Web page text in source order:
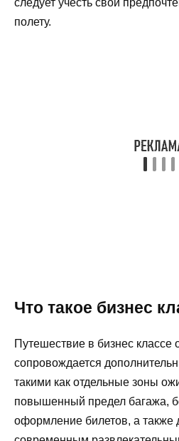
следует учесть свои
полету.
Что такое бизнес
Путешествие в бизнес классе
сопровождается
такими как отдельные зоны
повышенный предел багажа,
оформление билетов, а также